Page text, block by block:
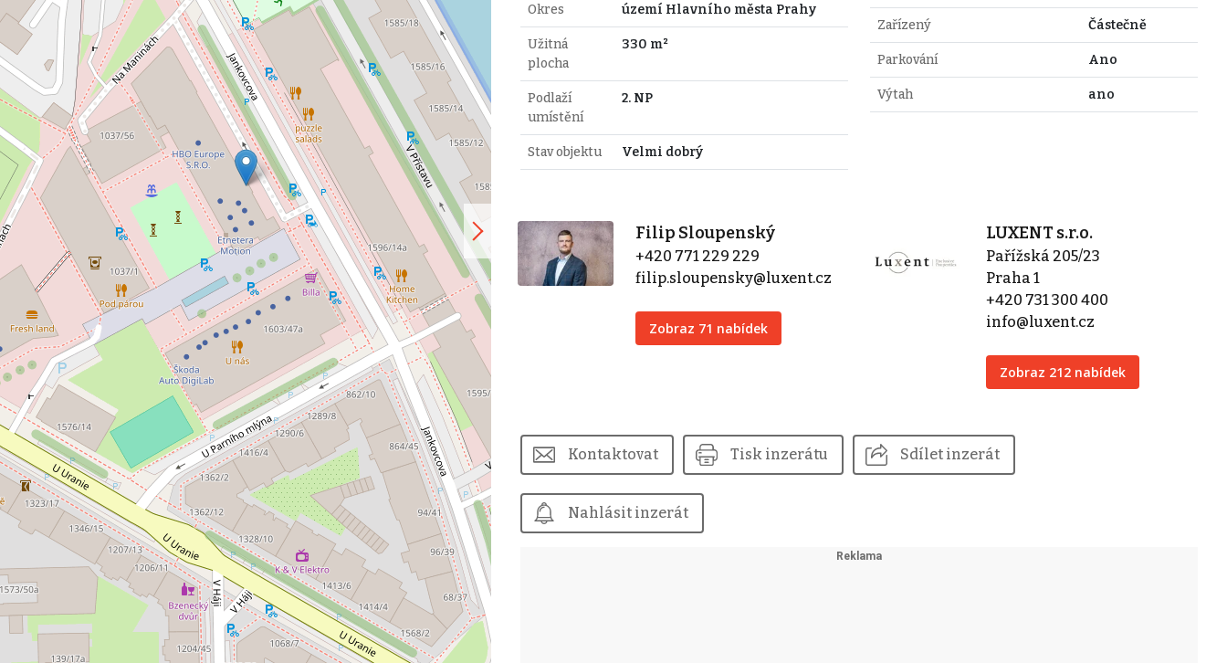
Okres území Hlavního města Prahy
Užitná
plocha
330 m²
Podlaží
umístění
2. NP
Stav objektu Velmi dobrý
Zařízený Částečně
Parkování Ano
Výtah ano
Filip Sloupenský
+420 771 229 229
filip.sloupensky@luxent.cz
Zobraz 71 nabídek
LUXENT s.r.o.
Pařížská 205/23
Praha 1
+420 731 300 400
info@luxent.cz
Zobraz 212 nabídek
Kontaktovat Tisk inzerátu Sdílet inzerát
Nahlásit inzerát